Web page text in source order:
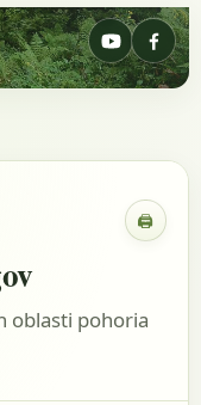
🖨
oblasti pohoria